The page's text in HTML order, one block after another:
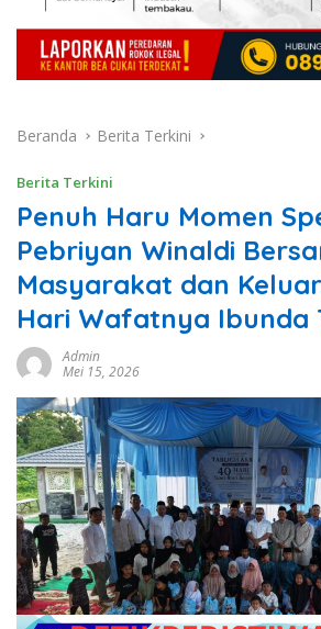
Beranda Berita Terkini
Berita Terkini
Penuh Haru Momen
Pebriyan Winaldi
Masyarakat dan
Hari Wafatnya Ibunda
Admin
Mei 15, 2026